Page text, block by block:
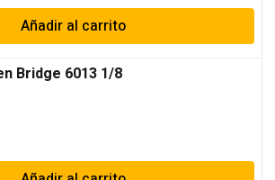
Añadir al carrito
Bridge 6013 1/8